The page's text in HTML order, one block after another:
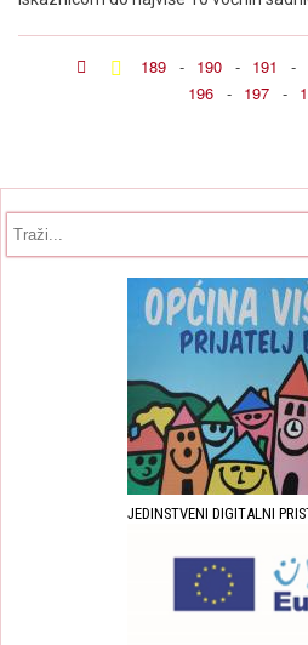
189 - 190 - 191 -
196 - 197 -
Obrazac pretrage
JEDINSTVENI DIGITALNI